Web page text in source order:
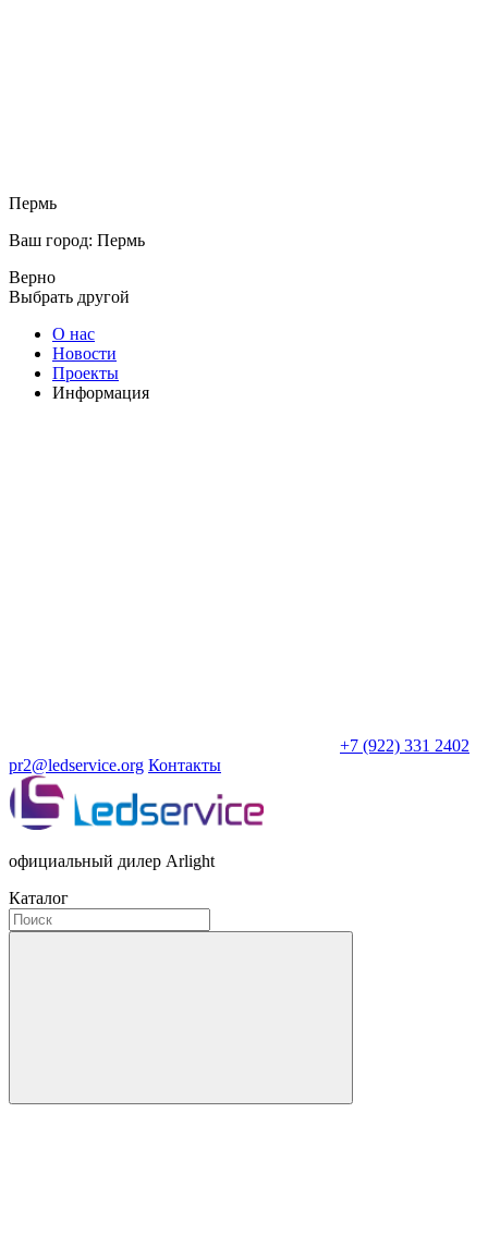
Пермь
Ваш город: Пермь
Верно
Выбрать другой
О нас
Новости
Проекты
Информация
+7 (922) 331 2402
pr2@ledservice.org Контакты
официальный дилер Arlight
Каталог